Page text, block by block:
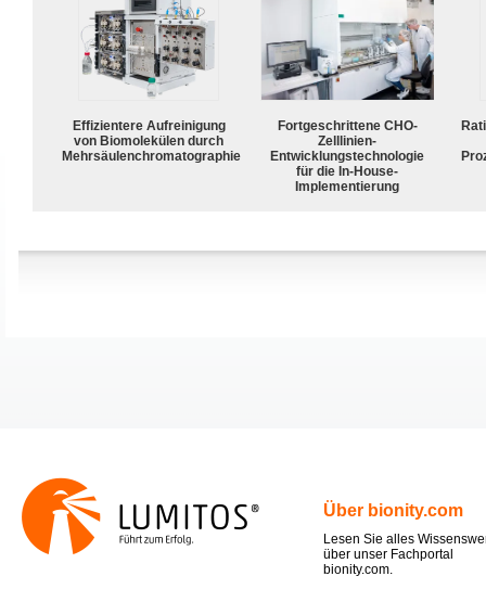
Effizientere Aufreinigung
von Biomolekülen durch
Mehrsäulenchromatographie
Fortgeschrittene CHO-
Zelllinien-
Entwicklungstechnologie
für die In-House-
Implementierung
Über bionity.com
Lesen Sie alles
über unser Fachportal
bionity.com.